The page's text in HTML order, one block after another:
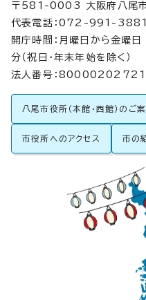
〒581-0003 大阪府八尾
代表電話：072-991-3881
開庁時間：月曜日から金
分（祝日・年末年始を除く）
法人番号：
八尾市役所（本館・西館）のご案
市役所へのアクセス 市の